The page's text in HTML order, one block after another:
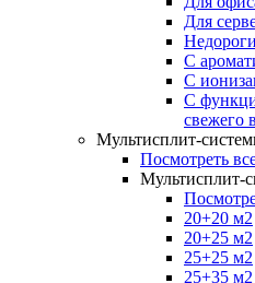
Для
С
С
С
свежего
Мультисплит-
Посмотреть
Мультисплит-
20+20 м2
20+25 м2
25+25 м2
25+35 м2